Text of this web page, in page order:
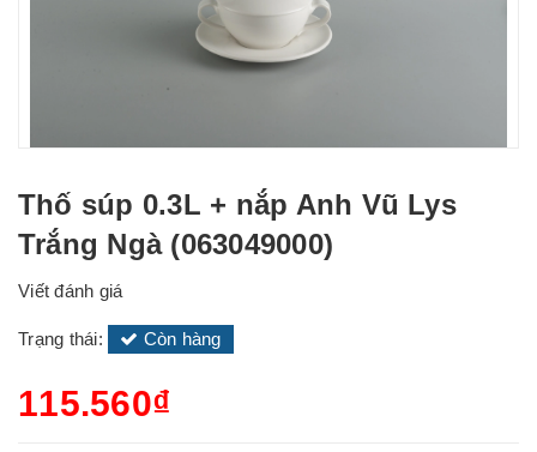
Thố súp 0.3L + nắp Anh Vũ Lys
Trắng Ngà (063049000)
Viết đánh giá
Trạng thái: Còn hàng
115.560₫